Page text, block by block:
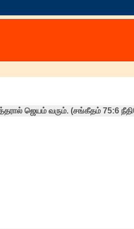
ஜெயம் வரும். (சங்கீதம் 75:6